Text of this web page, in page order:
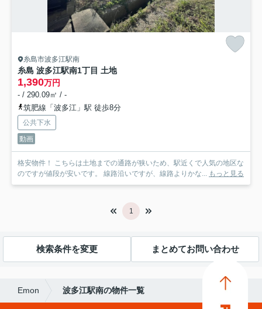
糸島市波多江駅南
糸島 波多江駅南1丁目 土地
1,390万円
- / 290.09㎡ / -
筑肥線「波多江」駅 徒歩8分
公共下水
動画
格安物件！ こちらは土地までの通路が狭いため、駅近くで人気の地区な
のですが値段が安いです。 線路沿いですが、線路よりかな...
もっと見る
1
検索条件を変更 まとめてお問い合わせ
Emon 波多江駅南の物件一覧